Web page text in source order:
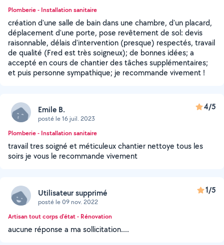
Plomberie - Installation sanitaire
création d'une salle de bain dans une chambre, d'un placard,
déplacement d'une porte, pose revêtement de sol: devis
raisonnable, délais d'intervention (presque) respectés, travail
de qualité (Fred est très soigneux); de bonnes idées; a
accepté en cours de chantier des tâches supplémentaires;
et puis personne sympathique; je recommande vivement !
Emile B.
posté le 16 juil. 2023
4/5
Plomberie - Installation sanitaire
travail tres soigné et méticuleux chantier nettoye tous les
soirs je vous le recommande vivement
Utilisateur supprimé
posté le 09 nov. 2022
1/5
Artisan tout corps d'état - Rénovation
aucune réponse a ma sollicitation....